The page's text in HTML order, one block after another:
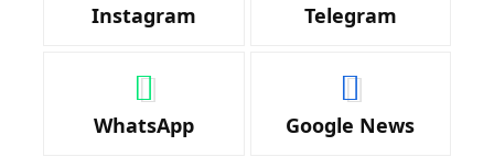
Instagram Telegram
WhatsApp Google News